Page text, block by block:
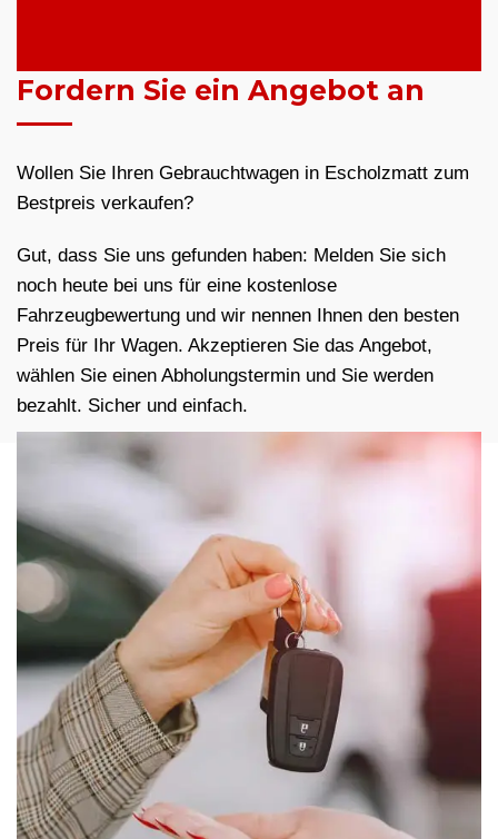
Fordern Sie ein Angebot an
Wollen Sie Ihren Gebrauchtwagen in Escholzmatt zum
Bestpreis verkaufen?
Gut, dass Sie uns gefunden haben: Melden Sie sich
noch heute bei uns für eine kostenlose
Fahrzeugbewertung und wir nennen Ihnen den besten
Preis für Ihr Wagen. Akzeptieren Sie das Angebot,
wählen Sie einen Abholungstermin und Sie werden
bezahlt. Sicher und einfach.